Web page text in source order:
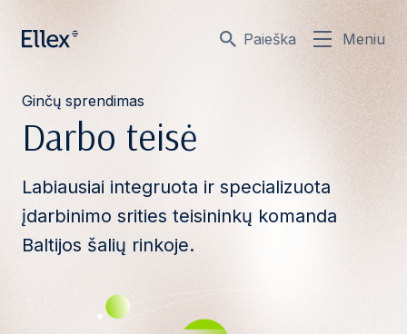
Paieška Meniu
Ginčų sprendimas
Darbo teisė
Labiausiai integruota ir specializuota
įdarbinimo srities teisininkų komanda
Baltijos šalių rinkoje.